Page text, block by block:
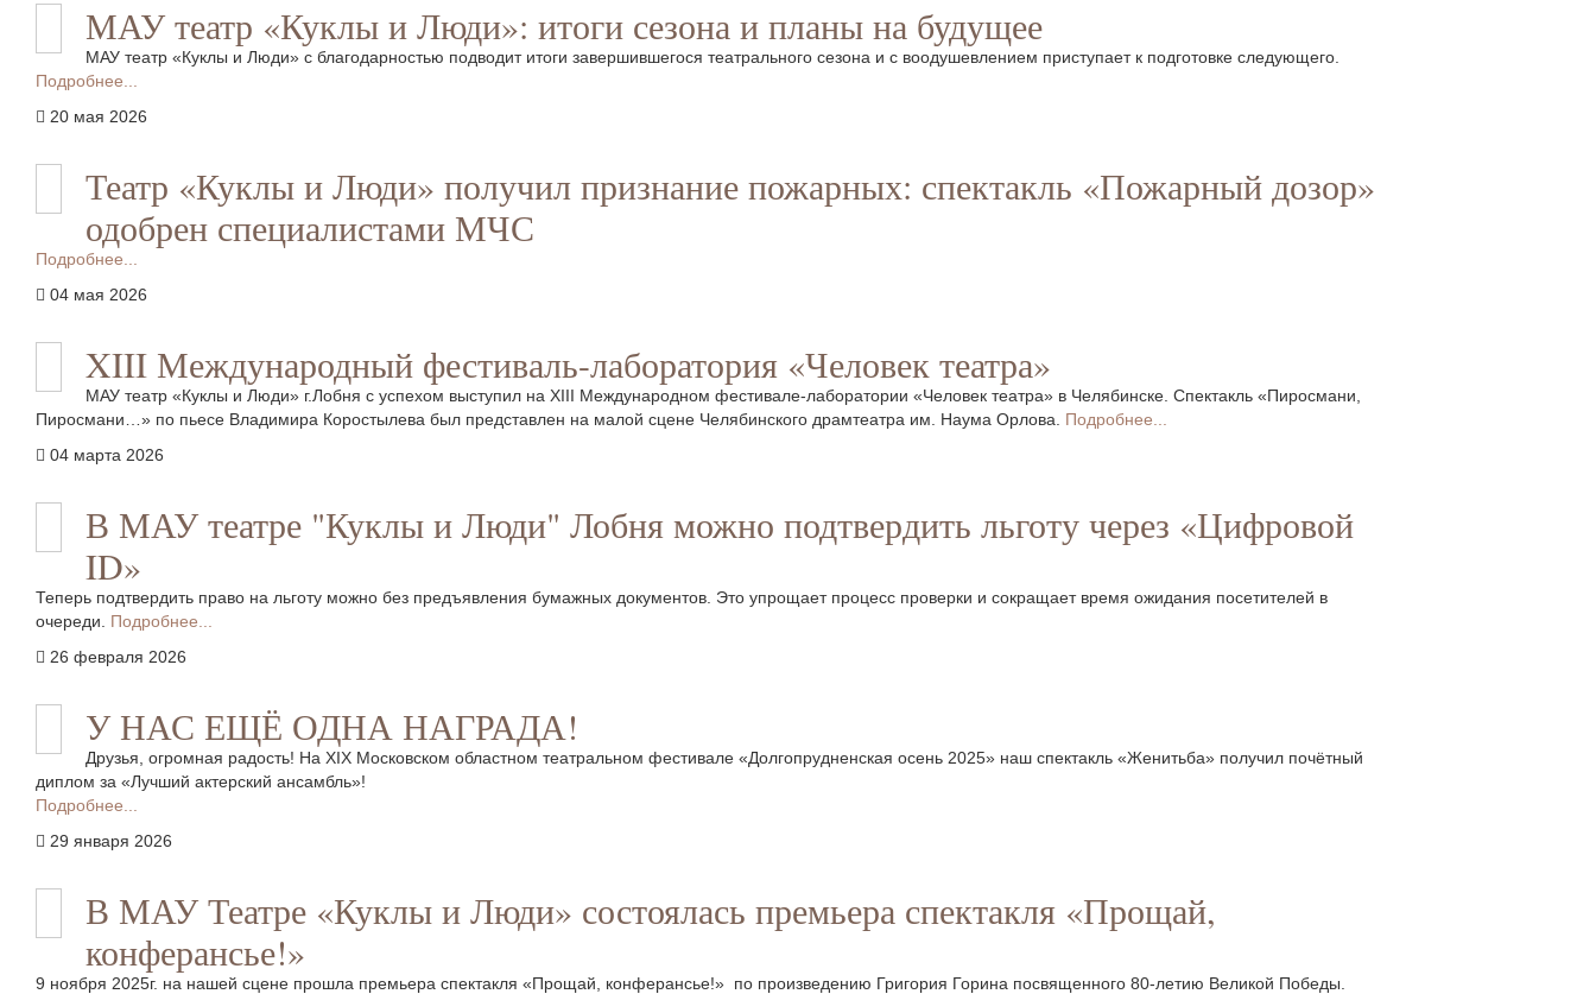
МАУ театр «Куклы и Люди»: итоги сезона и планы на будущее
МАУ театр «Куклы и Люди» с благодарностью подводит итоги завершившегося театрального сезона и с воодушевлением приступает к подготовке следующего.
Подробнее...
20 мая 2026
Театр «Куклы и Люди» получил признание пожарных: спектакль «Пожарный дозор»
одобрен специалистами МЧС
Подробнее...
04 мая 2026
XIII Международный фестиваль-лаборатория «Человек театра»
МАУ театр «Куклы и Люди» г.Лобня с успехом выступил на XIII Международном фестивале-лаборатории «Человек театра» в Челябинске. Спектакль «Пиросмани,
Пиросмани…» по пьесе Владимира Коростылева был представлен на малой сцене Челябинского драмтеатра им. Наума Орлова. Подробнее...
04 марта 2026
В МАУ театре "Куклы и Люди" Лобня можно подтвердить льготу через «Цифровой
ID»
Теперь подтвердить право на льготу можно без предъявления бумажных документов. Это упрощает процесс проверки и сокращает время ожидания посетителей в
очереди. Подробнее...
26 февраля 2026
У НАС ЕЩЁ ОДНА НАГРАДА!
Друзья, огромная радость! На XIX Московском областном театральном фестивале «Долгопрудненская осень 2025» наш спектакль «Женитьба» получил почётный
диплом за «Лучший актерский ансамбль»!
Подробнее...
29 января 2026
В МАУ Театре «Куклы и Люди» состоялась премьера спектакля «Прощай,
конферансье!»
9 ноября 2025г. на нашей сцене прошла премьера спектакля «Прощай, конферансье!» по произведению Григория Горина посвященного 80-летию Великой Победы.